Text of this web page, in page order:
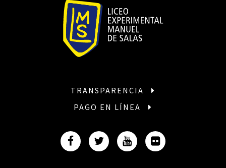
TRANSPARENCIA
PAGO EN LÍNEA